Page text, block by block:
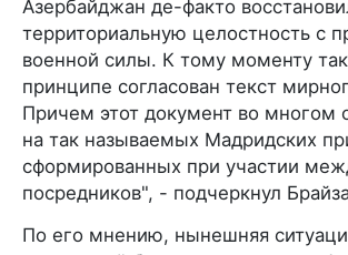
Азербайджан де-факто
территориальную целостность с
военной силы. К тому моменту
принципе согласован текст
Причем этот документ во многом
на так называемых Мадридских
сформированных при участии
посредников", - подчеркнул
По его мнению, нынешняя